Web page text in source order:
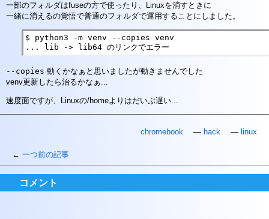
一部のフォルダはfuseの方で使ったり、Linuxを消すときに
一緒に消えるの覚悟で普通のフォルダで運用することにしました。
$ python3 -m venv --copies venv
...
lib -> lib64
--copies 動くかなぁと思いましたが動きませんでした
venv更新したら治るかなぁ...
速度面ですが、Linuxの/homeよりはだいぶ遅い...
chromebook hack linux
一つ前の記事
コメント